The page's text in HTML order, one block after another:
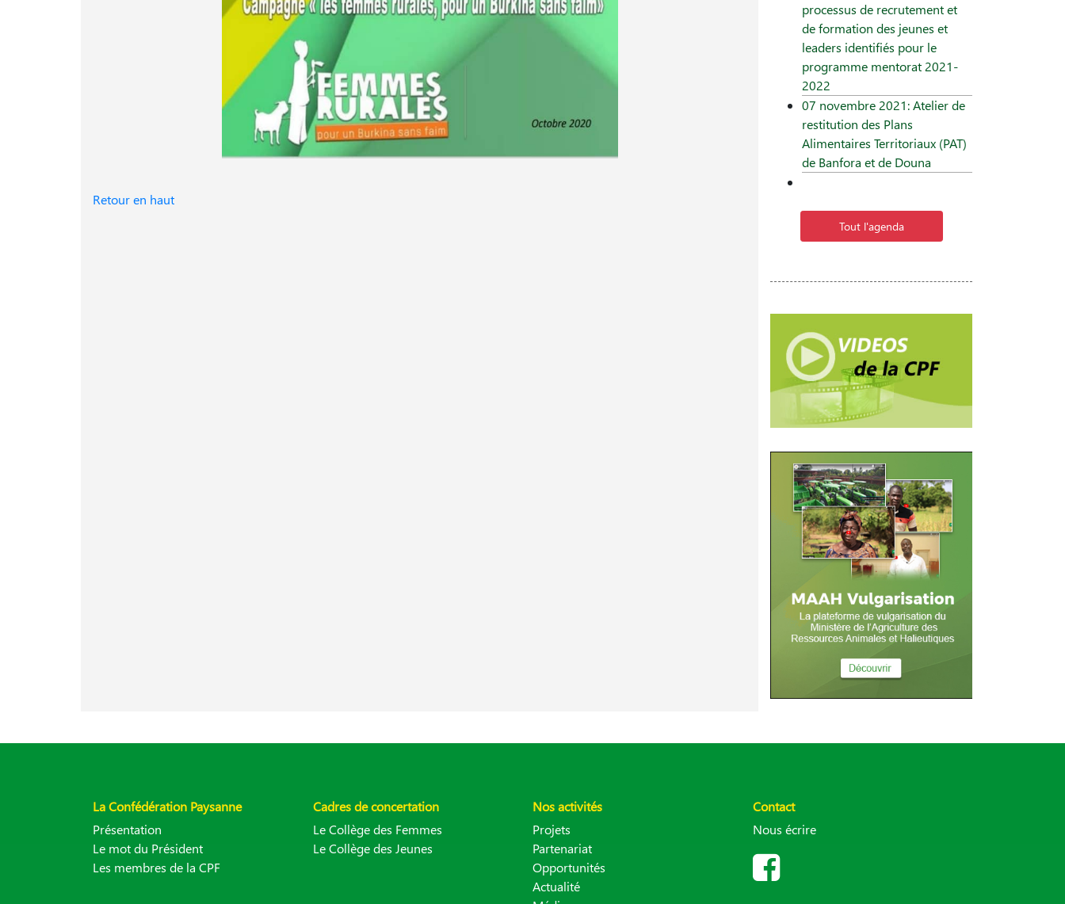
Retour en haut
processus de recrutement et
de formation des jeunes et
leaders identifiés pour le
programme mentorat 2021-
2022
07 novembre 2021: Atelier de
restitution des Plans
Alimentaires Territoriaux (PAT)
de Banfora et de Douna
Tout l'agenda
La Confédération Paysanne
Présentation
Le mot du Président
Les membres de la CPF
Cadres de concertation
Le Collège des Femmes
Le Collège des Jeunes
Nos activités
Projets
Partenariat
Opportunités
Actualité
Contact
Nous écrire